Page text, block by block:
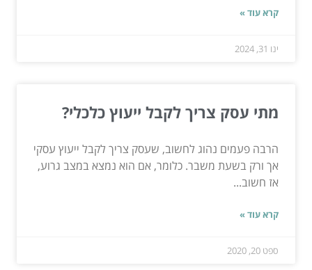
קרא עוד »
ינו 31, 2024
מתי עסק צריך לקבל ייעוץ כלכלי?
הרבה פעמים נהוג לחשוב, שעסק צריך לקבל ייעוץ עסקי
אך ורק בשעת משבר. כלומר, אם הוא נמצא במצב גרוע,
אז חשוב...
קרא עוד »
ספט 20, 2020